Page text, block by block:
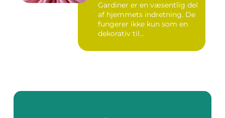
Gardiner er en væsentlig del
af hjemmets indretning. De
fungerer ikke kun som en
dekorativ til...